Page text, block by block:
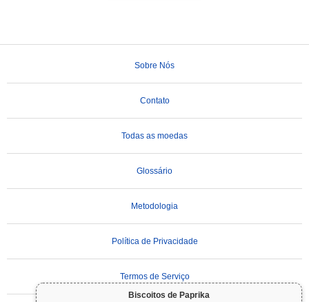
Biscoitos de Paprika
Sobre Nós
Contato
Todas as moedas
Glossário
Metodologia
Política de Privacidade
Termos de Serviço